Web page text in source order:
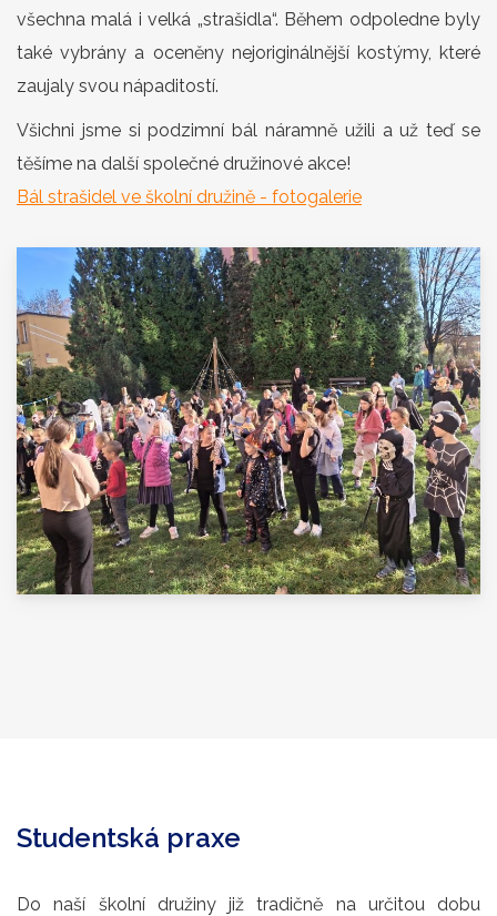
všechna malá i velká „strašidla“. Během odpoledne byly
také vybrány a oceněny nejoriginálnější kostýmy, které
zaujaly svou nápaditostí.
Všichni jsme si podzimní bál náramně užili a už teď se
těšíme na další společné družinové akce!
Bál strašidel ve školní družině - fotogalerie
Studentská praxe
Do naší školní družiny již tradičně na určitou dobu